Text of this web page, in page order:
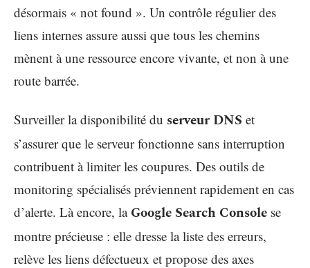
désormais « not found ». Un contrôle régulier des
liens internes assure aussi que tous les chemins
mènent à une ressource encore vivante, et non à une
route barrée.
Surveiller la disponibilité du serveur DNS et
s’assurer que le serveur fonctionne sans interruption
contribuent à limiter les coupures. Des outils de
monitoring spécialisés préviennent rapidement en cas
d’alerte. Là encore, la Google Search Console se
montre précieuse : elle dresse la liste des erreurs,
relève les liens défectueux et propose des axes